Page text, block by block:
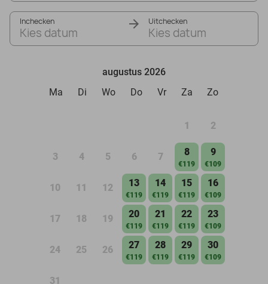
Inchecken
Kies datum
Uitchecken
Kies datum
augustus 2026
Ma
Di Wo Do Vr Za Zo
1 2
3 4 5 6 7 8
€119
9
€109
10 11 12 13
€119
14
€119
15
€119
16
€109
17 18 19 20
€119
21
€119
22
€119
23
€109
24 25 26 27
€119
28
€119
29
€119
30
€109
31